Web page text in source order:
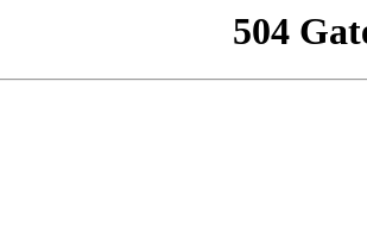
504